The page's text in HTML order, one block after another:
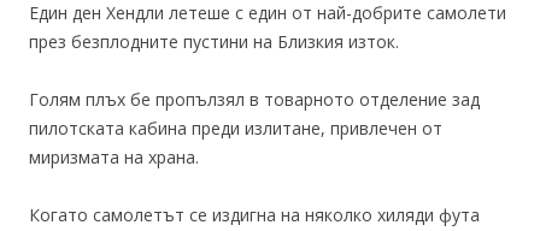
Един ден Хендли летеше с един от най-добрите самолети
през безплодните пустини на Близкия изток.
Голям плъх бе пропълзял в товарното отделение зад
пилотската кабина преди излитане, привлечен от
миризмата на храна.
Когато самолетът се издигна на няколко хиляди фута